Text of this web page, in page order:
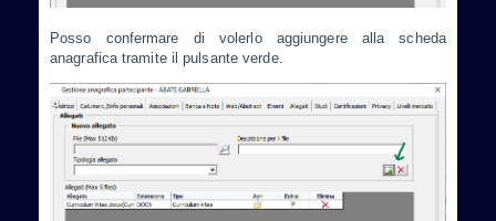
Posso confermare di volerlo aggiungere alla scheda
anagrafica tramite il pulsante verde.